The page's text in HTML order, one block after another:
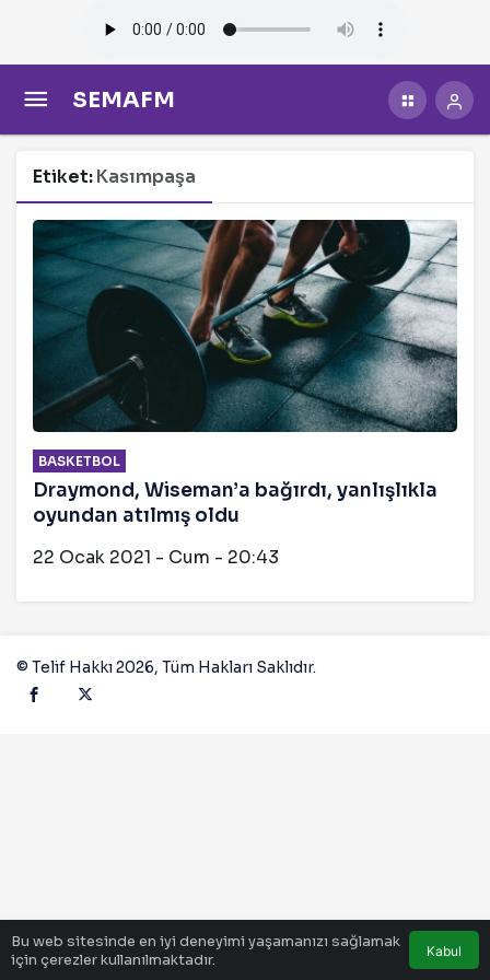
SEMAFM
Etiket:Kasımpaşa
BASKETBOL
Draymond, Wiseman’a bağırdı, yanlışlıkla
oyundan atılmış oldu
22 Ocak 2021 - Cum - 20:43
Bu web sitesinde en iyi deneyimi yaşamanızı sağlamak
için çerezler kullanılmaktadır.
Kabul
© Telif Hakkı 2026, Tüm Hakları Saklıdır.